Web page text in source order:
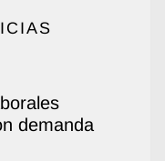
demanda